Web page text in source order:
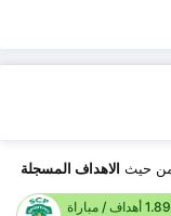
حيث الاهداف المسجلة
1.89 أهداف / مباراة